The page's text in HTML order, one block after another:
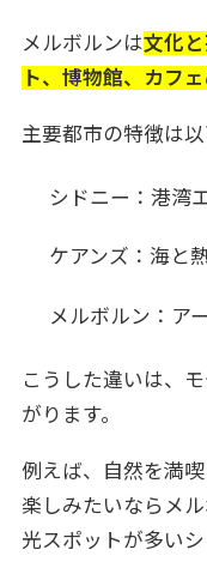
メルボルンは文化
ト、博物館、カフ
主要都市の特徴は以
シドニー：港湾
ケアンズ：海と
メルボルン：ア
こうした違いは、
がります。
例えば、自然を満
楽しみたいならメ
光スポットが多いシ